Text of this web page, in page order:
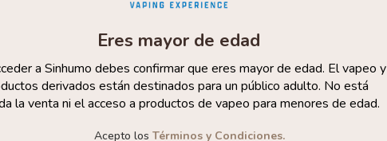
Eres mayor de edad
a Sinhumo debes confirmar que eres mayor de edad. El vapeo y
derivados están destinados para un público adulto. No está
la venta ni el acceso a productos de vapeo para menores de edad.
Acepto los Términos y Condiciones.